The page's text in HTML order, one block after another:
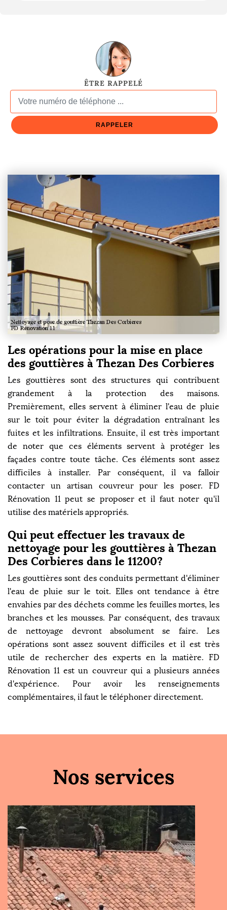
ÊTRE RAPPELÉ
Les opérations pour la mise en place
des gouttières à Thezan Des Corbieres
Les gouttières sont des structures qui contribuent
grandement à la protection des maisons.
Premièrement, elles servent à éliminer l'eau de pluie
sur le toit pour éviter la dégradation entraînant les
fuites et les infiltrations. Ensuite, il est très important
de noter que ces éléments servent à protéger les
façades contre toute tâche. Ces éléments sont assez
difficiles à installer. Par conséquent, il va falloir
contacter un artisan couvreur pour les poser. FD
Rénovation 11 peut se proposer et il faut noter qu'il
utilise des matériels appropriés.
Qui peut effectuer les travaux de
nettoyage pour les gouttières à Thezan
Des Corbieres dans le 11200?
Les gouttières sont des conduits permettant d'éliminer
l'eau de pluie sur le toit. Elles ont tendance à être
envahies par des déchets comme les feuilles mortes, les
branches et les mousses. Par conséquent, des travaux
de nettoyage devront absolument se faire. Les
opérations sont assez souvent difficiles et il est très
utile de rechercher des experts en la matière. FD
Rénovation 11 est un couvreur qui a plusieurs années
d'expérience. Pour avoir les renseignements
complémentaires, il faut le téléphoner directement.
Nos services